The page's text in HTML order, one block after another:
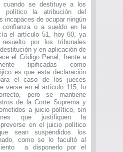
cuando se destituye a los
político la atribución del
incapaces de ocupar ningún
confianza o a sueldo en la
el artículo 51, hoy 60, ya
por los tribunales
y en aplicación de
el Código Penal, frente a
tipificadas como
es que esta declaración
el caso de los jueces
verse en el artículo 115, lo
pero se mantiene
de la Corte Suprema y
a juicio político, sin
que justifiquen la
en el juicio político
sean suspendidos los
como se lo facultó al
a disponerlo por el